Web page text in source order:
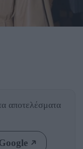
αποτελέσματα